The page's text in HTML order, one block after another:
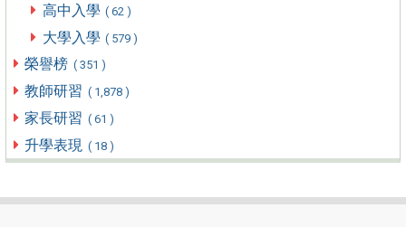
高中入學 ( 62 )
大學入學 ( 579 )
榮譽榜 ( 351 )
教師研習 ( 1,878 )
家長研習 ( 61 )
升學表現 ( 18 )